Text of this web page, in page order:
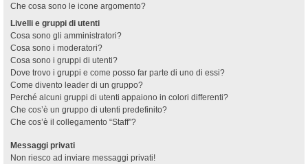
Che cosa sono le icone argomento?
Livelli e gruppi di utenti
Cosa sono gli amministratori?
Cosa sono i moderatori?
Cosa sono i gruppi di utenti?
Dove trovo i gruppi e come posso far parte di uno di essi?
Come divento leader di un gruppo?
Perché alcuni gruppi di utenti appaiono in colori differenti?
Che cos’è un gruppo di utenti predefinito?
Che cos’è il collegamento “Staff”?
Messaggi privati
Non riesco ad inviare messaggi privati!